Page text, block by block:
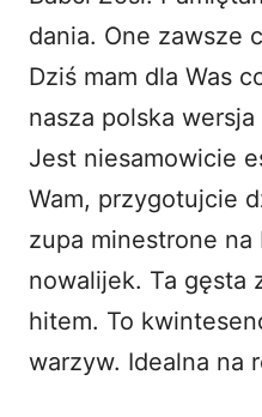
dania. One zawsze
Dziś mam dla Was
nasza polska
Jest niesamowicie
Wam, przygotujcie
zupa minestrone na
nowalijek. Ta gęsta
hitem. To
warzyw. Idealna na